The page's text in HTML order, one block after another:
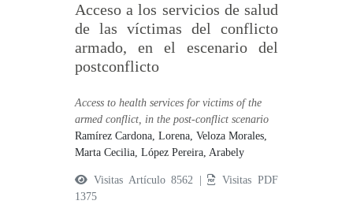
Acceso a los servicios de salud
de las víctimas del conflicto
armado, en el escenario del
postconflicto
Access to health services for victims of the
armed conflict, in the post-conflict scenario
Ramírez Cardona, Lorena,Veloza Morales,
Marta Cecilia,López Pereira, Arabely
Visitas Artículo 8562 |
Visitas PDF
1375